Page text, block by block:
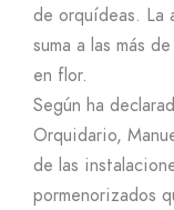
de orquídeas. La
suma a las más
en flor.
Según ha
Orquidario,
de las
pormenorizados